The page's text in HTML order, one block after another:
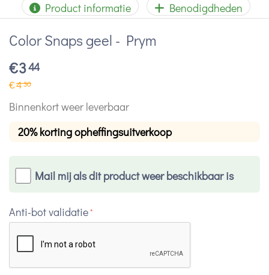
Product informatie Benodigdheden
Color Snaps geel - Prym
€344
€430
Binnenkort weer leverbaar
20% korting opheffingsuitverkoop
Mail mij als dit product weer beschikbaar is
Anti-bot validatie